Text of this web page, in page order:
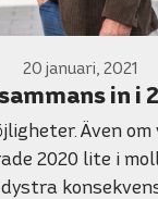
20 januari, 2021
in i
Även
2020 lite i